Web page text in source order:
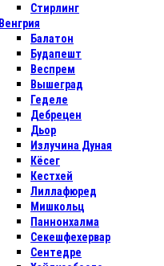
Стирлинг
Венгрия
Балатон
Будапешт
Веспрем
Вышеград
Геделе
Дебрецен
Дьор
Излучина Дуная
Кёсег
Кестхей
Лиллафюред
Мишкольц
Паннонхалма
Секешфехервар
Сентедре